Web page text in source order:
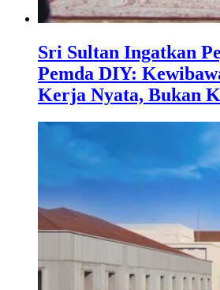
Sri Sultan Ingatkan
Pemda DIY:
Kerja Nyata, Bukan